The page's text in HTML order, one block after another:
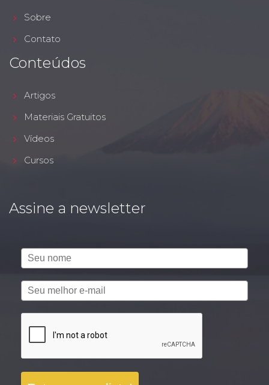
Sobre
Contato
Conteúdos
Artigos
Materiais Gratuitos
Vídeos
Cursos
Assine a newsletter